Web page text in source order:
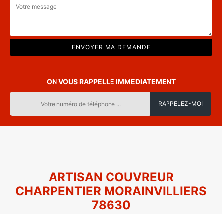
ON VOUS RAPPELLE IMMEDIATEMENT
ARTISAN COUVREUR
CHARPENTIER MORAINVILLIERS
78630